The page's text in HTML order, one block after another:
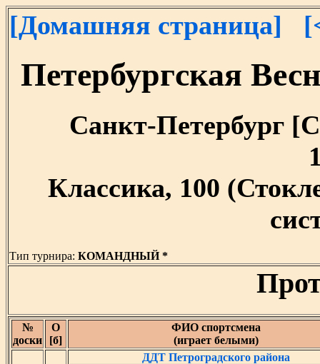
[Домашняя страница]
Петербургская
Санкт-Петербург
Классика, 100
Тип турнира: КОМАНДНЫЙ *
№
доски
О
[б]
ФИО спортсмена
(играет белыми)
ДДТ Петроградского района